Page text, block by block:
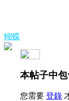
蝴蝶
本帖子中
您需要 登錄